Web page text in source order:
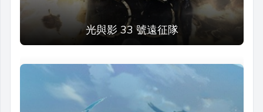
光與影 33 號遠征隊